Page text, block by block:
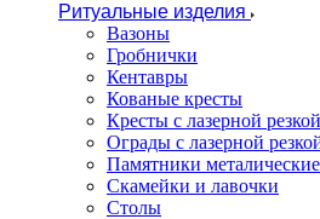
Ритуальные изделия
Вазоны
Гробнички
Кентавры
Кованые кресты
Кресты с лазерной резкой
Ограды с лазерной
Памятники металические
Скамейки и лавочки
Столы